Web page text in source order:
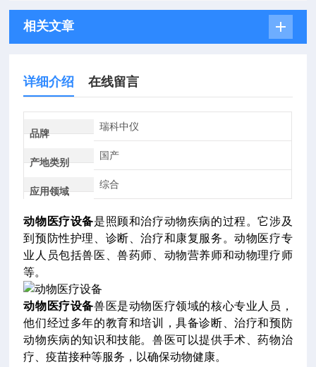
相关文章
详细介绍 在线留言
品牌
瑞科中仪
产地类别
国产
应用领域
综合
动物医疗设备是照顾和治疗动物疾病的过程。它涉及
到预防性护理、诊断、治疗和康复服务。动物医疗专
业人员包括兽医、兽药师、动物营养师和动物理疗师
等。
动物医疗设备兽医是动物医疗领域的核心专业人员，
他们经过多年的教育和培训，具备诊断、治疗和预防
动物疾病的知识和技能。兽医可以提供手术、药物治
疗、疫苗接种等服务，以确保动物健康。